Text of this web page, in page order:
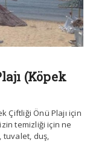
(Köpek
Çiftliği Önü Plajı için
temizliği için ne
tuvalet, duş,